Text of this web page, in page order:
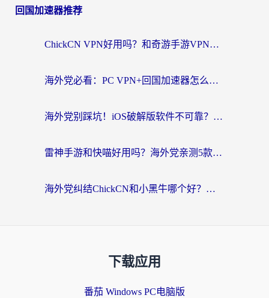
回国加速器推荐
ChickCN VPN好用吗？和奇游手游VPN对比哪个回国效果更好？海外党亲测实用指南
海外党必看：PC VPN+回国加速器怎么选？无缝访问国内资源全攻略
海外党别踩坑！iOS破解版软件不可靠？教你选对回国加速器无缝看国内资源
雷神手游和快喵好用吗？海外党亲测5款回国加速器，附斧牛Bling对比+微信视频号解决办法
海外党纠结ChickCN和小黑牛哪个好？一篇帮你选对回国加速器的实用指南
下载应用
番茄 Windows PC电脑版